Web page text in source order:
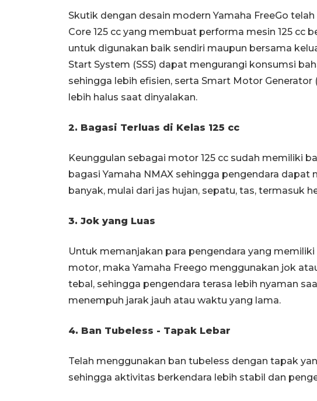
Skutik dengan desain modern Yamaha FreeGo
Core 125 cc yang membuat performa mesin 125 cc
untuk digunakan baik sendiri maupun bersama
Start System (SSS) dapat mengurangi konsumsi
sehingga lebih efisien, serta Smart Motor Generator
lebih halus saat dinyalakan.
2. Bagasi Terluas di Kelas 125 cc
Keunggulan sebagai motor 125 cc sudah memiliki
bagasi Yamaha NMAX sehingga pengendara dapat
banyak, mulai dari jas hujan, sepatu, tas, termasuk
3. Jok yang Luas
Untuk memanjakan para pengendara yang
motor, maka Yamaha Freego menggunakan jok
tebal, sehingga pengendara terasa lebih nyaman
menempuh jarak jauh atau waktu yang lama.
4. Ban Tubeless - Tapak Lebar
Telah menggunakan ban tubeless dengan tapak
sehingga aktivitas berkendara lebih stabil dan